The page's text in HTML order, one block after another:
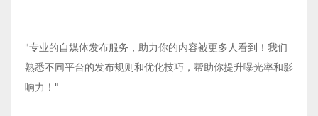
"专业的自媒体发布服务，助力你的内容被更多人看到！我们
熟悉不同平台的发布规则和优化技巧，帮助你提升曝光率和影
响力！"